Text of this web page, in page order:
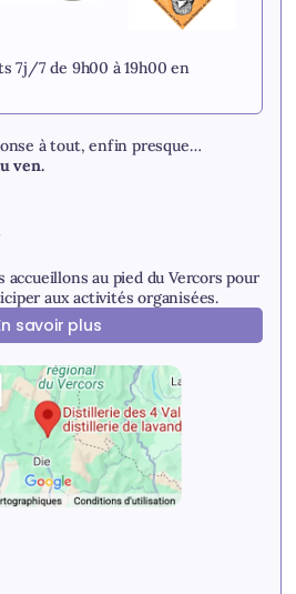
7j/7 de 9h00 à 19h00 en
à tout, enfin presque…
ven.
accueillons au pied du Vercors pour
aux activités organisées.
savoir plus